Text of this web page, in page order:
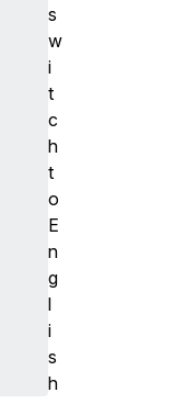
s
w
i
t
c
h
t
o
E
n
g
l
i
s
h